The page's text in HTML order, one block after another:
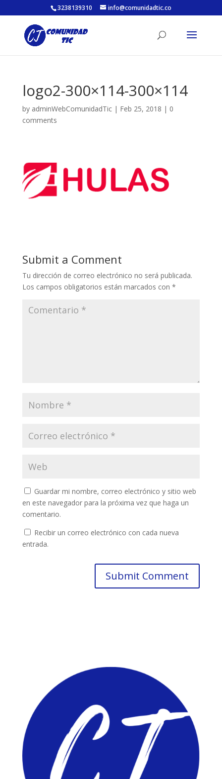
3238139310 info@comunidadtic.co
logo2-300×114-300×114
by adminWebComunidadTic| Feb 25, 2018 | 0
comments
Submit a Comment
Tu dirección de correo electrónico no será publicada.
Los campos obligatorios están marcados con *
Guardar mi nombre, correo electrónico y sitio web
en este navegador para la próxima vez que haga un
comentario.
Recibir un correo electrónico con cada nueva
entrada.